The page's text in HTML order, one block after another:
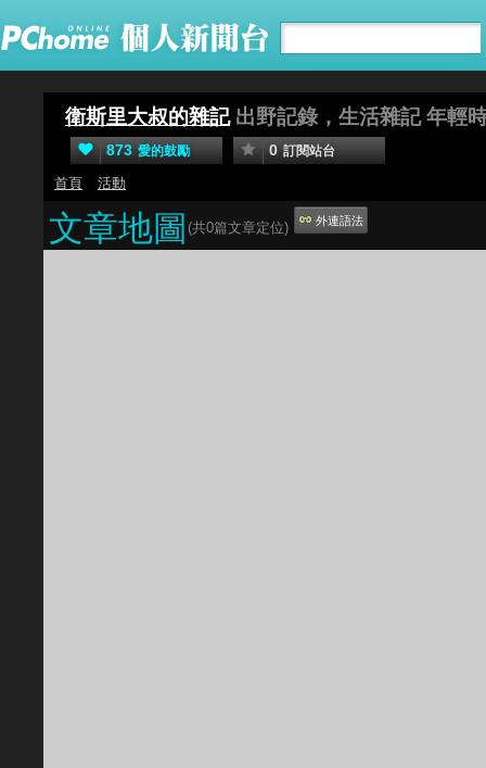
衛斯里大叔的雜記 出野記錄，生活雜記 年輕
873 愛的鼓勵 0 訂閱站台
首頁 活動
文章地圖 (共0篇文章定位) 外連語法